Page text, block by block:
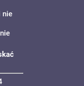
nie